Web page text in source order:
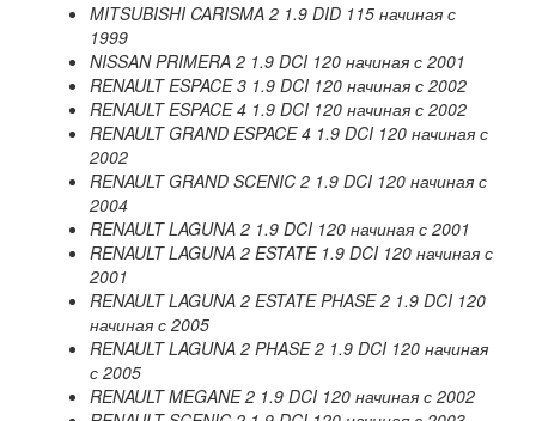
MITSUBISHI CARISMA 2 1.9 DID 115 начиная с
1999
NISSAN PRIMERA 2 1.9 DCI 120 начиная с 2001
RENAULT ESPACE 3 1.9 DCI 120 начиная с 2002
RENAULT ESPACE 4 1.9 DCI 120 начиная с 2002
RENAULT GRAND ESPACE 4 1.9 DCI 120 начиная с
2002
RENAULT GRAND SCENIC 2 1.9 DCI 120 начиная с
2004
RENAULT LAGUNA 2 1.9 DCI 120 начиная с 2001
RENAULT LAGUNA 2 ESTATE 1.9 DCI 120 начиная с
2001
RENAULT LAGUNA 2 ESTATE PHASE 2 1.9 DCI 120
начиная с 2005
RENAULT LAGUNA 2 PHASE 2 1.9 DCI 120 начиная
с 2005
RENAULT MEGANE 2 1.9 DCI 120 начиная с 2002